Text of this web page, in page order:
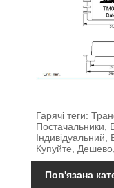
Гарячі теги:
Постачальники,
Купуйте,
Пов'язана